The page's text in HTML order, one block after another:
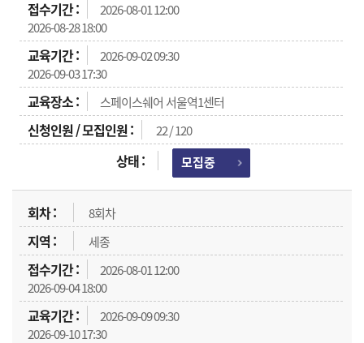
2026-08-01 12:00
2026-08-28 18:00
2026-09-02 09:30
2026-09-03 17:30
스페이스쉐어 서울역1센터
22 / 120
모집중
8회차
세종
2026-08-01 12:00
2026-09-04 18:00
2026-09-09 09:30
2026-09-10 17:30